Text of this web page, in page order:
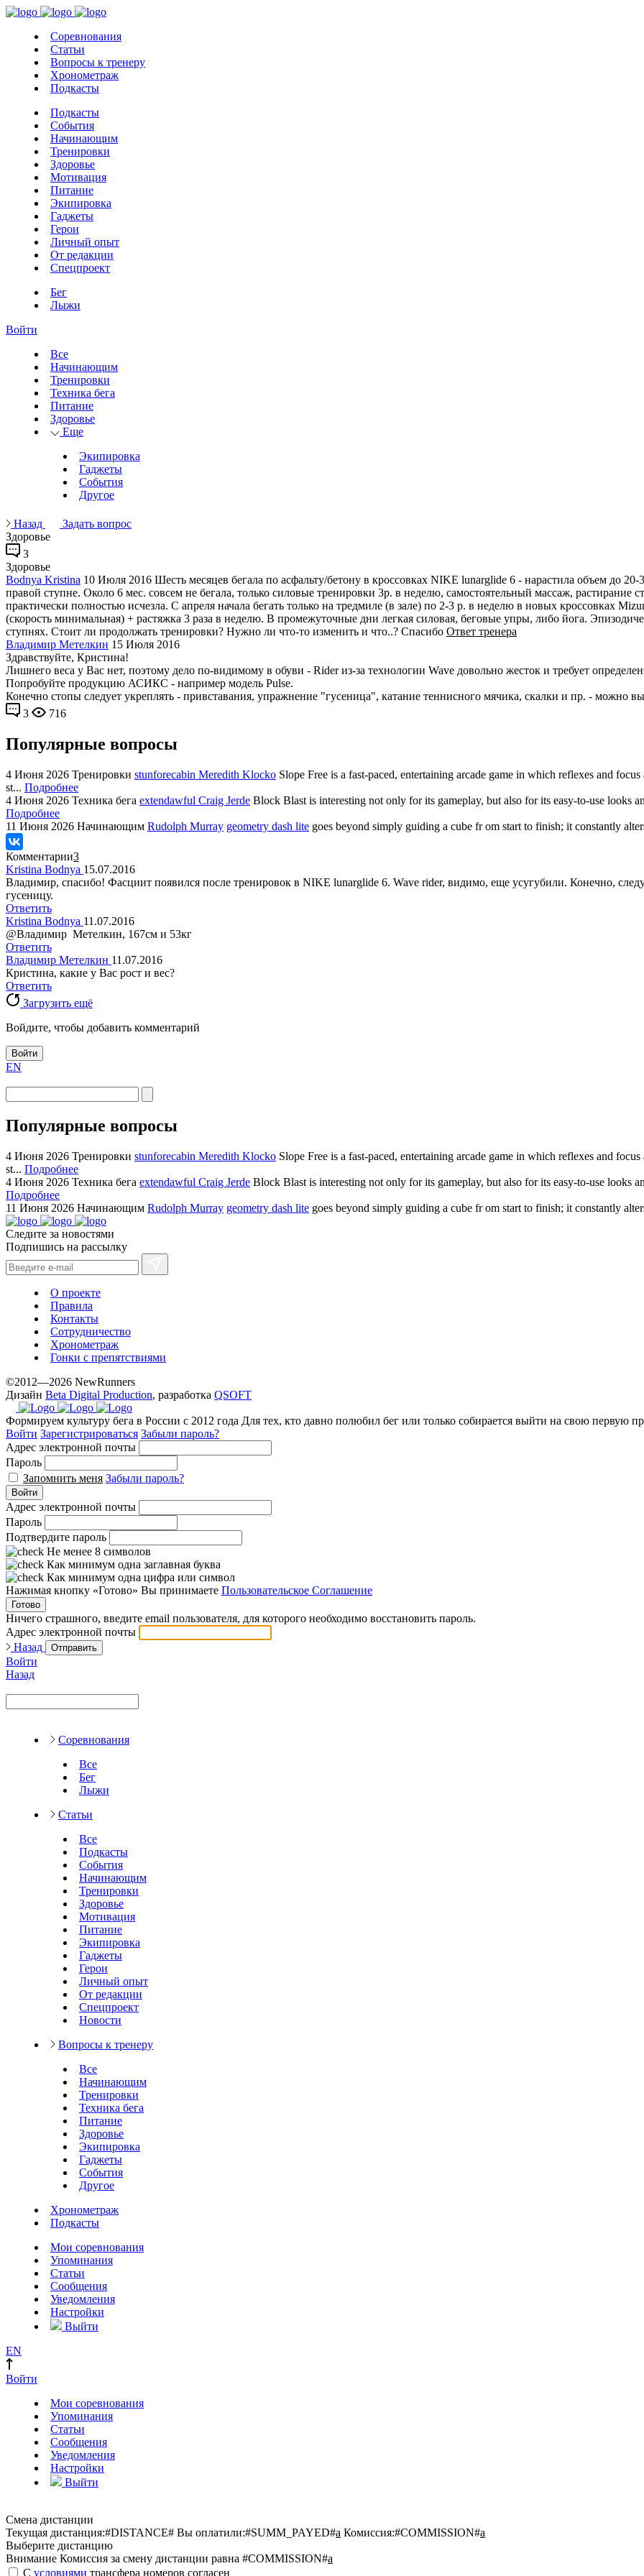
Соревнования
Статьи
Вопросы к тренеру
Хронометраж
Подкасты
Подкасты
События
Начинающим
Тренировки
Здоровье
Мотивация
Питание
Экипировка
Гаджеты
Герои
Личный опыт
От редакции
Спецпроект
Бег
Лыжи
Войти
Все
Начинающим
Тренировки
Техника бега
Питание
Здоровье
Еще
Экипировка
Гаджеты
События
Другое
Назад
Задать вопрос
Здоровье
3
Здоровье
Bodnya Kristina 10 Июля 2016 Шесть месяцев бегала по асфальту/бетону в кроссовках NIKE lunarglide 6 - нарастила объем до
правой ступне. Около 6 мес. совсем не бегала, только силовые тренировки 3р. в неделю, самостоятельный массаж, растирание
практически полностью исчезла. С апреля начала бегать только на тредмиле (в зале) по 2-3 р. в неделю в новых кроссовках
(скорость минимальная) + растяжка 3 раза в неделю. В промежуточные дни легкая силовая, беговые упры, либо йога.
ступнях. Стоит ли продолжать тренировки? Нужно ли что-то изменить и что..? Спасибо Ответ тренера
Владимир Метелкин 15 Июля 2016
Здравствуйте, Кристина!
Лишнего веса у Вас нет, поэтому дело по-видимому в обуви - Rider из-за технологии Wave довольно жесток и требует
Попробуйте продукцию АСИКС - например модель Pulse.
Конечно стопы следует укреплять - привставания, упражнение "гусеница", катание теннисного мячика, скалки и пр. - можно
3
716
Популярные вопросы
4 Июня 2026 Тренировки stunforecabin Meredith Klocko Slope Free is a fast-paced, entertaining arcade game in which reflexes and
st... Подробнее
4 Июня 2026 Техника бега extendawful Craig Jerde Block Blast is interesting not only for its gameplay, but also for its easy-to-use looks
Подробнее
11 Июня 2026 Начинающим Rudolph Murray geometry dash lite goes beyond simply guiding a cube fr om start to finish; it constantly
Комментарии3
Kristina Bodnya 15.07.2016
Владимир, спасибо! Фасциит появился после тренировок в NIKE lunarglide 6. Wave rider, видимо, еще усугубили. Конечно,
гусеницу.
Ответить
Kristina Bodnya 11.07.2016
@Владимир Метелкин, 167см и 53кг
Ответить
Владимир Метелкин 11.07.2016
Кристина, какие у Вас рост и вес?
Ответить
Загрузить ещё
Войдите, чтобы добавить комментарий
Войти
EN
Популярные вопросы
4 Июня 2026 Тренировки stunforecabin Meredith Klocko Slope Free is a fast-paced, entertaining arcade game in which reflexes and
st... Подробнее
4 Июня 2026 Техника бега extendawful Craig Jerde Block Blast is interesting not only for its gameplay, but also for its easy-to-use looks
Подробнее
11 Июня 2026 Начинающим Rudolph Murray geometry dash lite goes beyond simply guiding a cube fr om start to finish; it constantly
Следите за новостями
Подпишись на рассылку
О проекте
Правила
Контакты
Сотрудничество
Хронометраж
Гонки с препятствиями
©2012—2026 NewRunners
Дизайн Beta Digital Production, разработка QSOFT
Формируем культуру бега в России с 2012 года Для тех, кто давно полюбил бег или только собирается выйти на свою первую
Войти Зарегистрироваться Забыли пароль?
Адрес электронной почты
Пароль
Запомнить меня Забыли пароль?
Войти
Адрес электронной почты
Пароль
Подтвердите пароль
Не менее 8 символов
Как минимум одна заглавная буква
Как минимум одна цифра или символ
Нажимая кнопку «Готово» Вы принимаете Пользовательское Соглашение
Готово
Ничего страшного, введите email пользователя, для которого необходимо восстановить пароль.
Адрес электронной почты
Назад
Отправить
Войти
Назад
Соревнования
Все
Бег
Лыжи
Статьи
Все
Подкасты
События
Начинающим
Тренировки
Здоровье
Мотивация
Питание
Экипировка
Гаджеты
Герои
Личный опыт
От редакции
Спецпроект
Новости
Вопросы к тренеру
Все
Начинающим
Тренировки
Техника бега
Питание
Здоровье
Экипировка
Гаджеты
События
Другое
Хронометраж
Подкасты
Мои соревнования
Упоминания
Статьи
Сообщения
Уведомления
Настройки
Выйти
EN
Войти
Мои соревнования
Упоминания
Статьи
Сообщения
Уведомления
Настройки
Выйти
Смена дистанции
Текущая дистанция:#DISTANCE# Вы оплатили:#SUMM_PAYED#a Комиссия:#COMMISSION#a
Выберите дистанцию
Внимание Комиссия за смену дистанции равна #COMMISSION#a
С условиями трансфера номеров согласен